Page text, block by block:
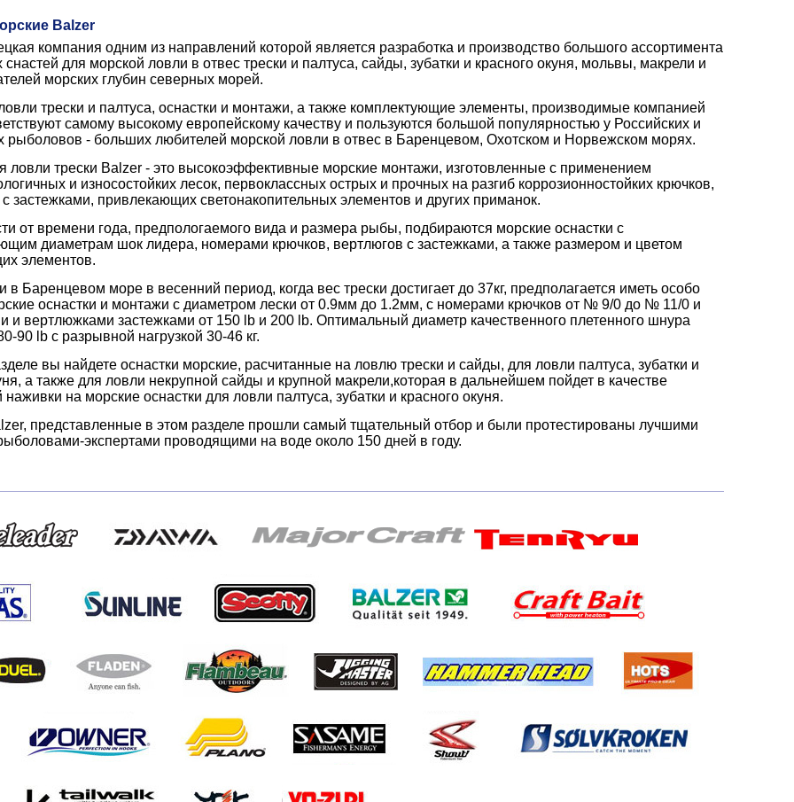
Balzer
компания одним из направлений которой является разработка и производство большого ассортимента
для морской ловли в отвес трески и палтуса, сайды, зубатки и красного окуня, мольвы, макрели и
морских глубин северных морей.
трески и палтуса, оснастки и монтажи, а также комплектующие элементы, производимые компанией
самому высокому европейскому качеству и пользуются большой популярностью у Российских и
рыболовов - больших любителей морской ловли в отвес в Баренцевом, Охотском и Норвежском морях.
ловли трески Balzer - это высокоэффективные морские монтажи, изготовленные с применением
и износостойких лесок, первоклассных острых и прочных на разгиб коррозионностойких крючков,
застежками, привлекающих светонакопительных элементов и других приманок.
от времени года, предпологаемого вида и размера рыбы, подбираются морские оснастки с
диаметрам шок лидера, номерами крючков, вертлюгов с застежками, а также размером и цветом
элементов.
в Баренцевом море в весенний период, когда вес трески достигает до 37кг, предполагается иметь особо
оснастки и монтажи с диаметром лески от 0.9мм до 1.2мм, с номерами крючков от № 9/0 до № 11/0 и
и вертлюжками застежками от 150 lb и 200 lb. Оптимальный диаметр качественного плетенного шнура
90 lb с разрывной нагрузкой 30-46 кг.
вы найдете оснастки морские, расчитанные на ловлю трески и сайды, для ловли палтуса, зубатки и
а также для ловли некрупной сайды и крупной макрели,которая в дальнейшем пойдет в качестве
наживки на морские оснастки для ловли палтуса, зубатки и красного окуня.
представленные в этом разделе прошли самый тщательный отбор и были протестированы лучшими
экспертами проводящими на воде около 150 дней в году.